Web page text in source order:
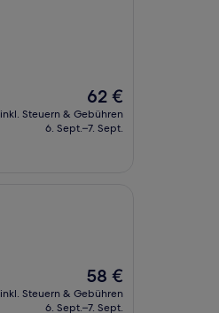
Der
Preis
beträgt
62 €
inkl. Steuern & Gebühren
6. Sept.–7. Sept.
Der
Preis
beträgt
58 €
inkl. Steuern & Gebühren
6. Sept.–7. Sept.